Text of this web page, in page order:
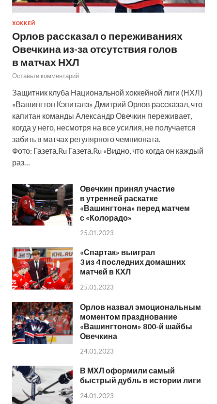
ХОККЕЙ
Орлов рассказал о переживаниях
Овечкина из-за отсутствия голов
в матчах НХЛ
Оставьте комментарий
Защитник клуба Национальной хоккейной лиги (НХЛ)
«Вашингтон Кэпиталз» Дмитрий Орлов рассказал, что
капитан команды Александр Овечкин переживает,
когда у него, несмотря на все усилия, не получается
забить в матчах регулярного чемпионата.
Фото: Газета.Ru Газета.Ru «Видно, что когда он каждый
раз…
Овечкин принял участие
в утренней раскатке
«Вашингтона» перед матчем
с «Колорадо»
25.01.2023
«Спартак» выиграл
3 из 4 последних домашних
матчей в КХЛ
25.01.2023
Орлов назвал эмоциональным
моментом празднование
«Вашингтоном» 800-й шайбы
Овечкина
24.01.2023
В МХЛ оформили самый
быстрый дубль в истории лиги
24.01.2023